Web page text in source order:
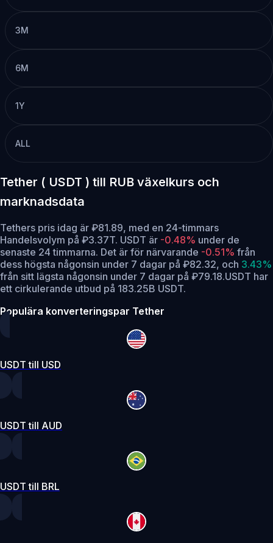
3M
6M
1Y
ALL
Tether ( USDT ) till RUB växelkurs och
marknadsdata
Tethers pris idag är ₽81.89, med en 24-timmars
Handelsvolym på ₽3.37T. USDT är -0.48% under de
senaste 24 timmarna. Det är för närvarande -0.51% från
dess högsta någonsin under 7 dagar på ₽82.32, och 3.43%
från sitt lägsta någonsin under 7 dagar på ₽79.18.USDT har
ett cirkulerande utbud på 183.25B USDT.
Populära konverteringspar Tether
USDT till USD
USDT till AUD
USDT till BRL